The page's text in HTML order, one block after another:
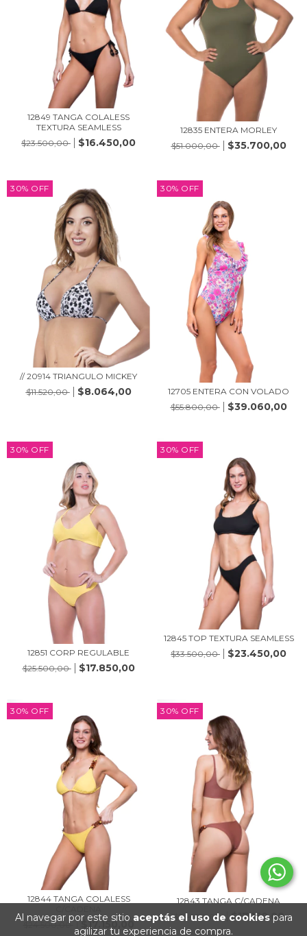
Al navegar por este sitio aceptás el uso de cookiespara
agilizar tu experiencia de compra.
12849 TANGA COLALESS
TEXTURA SEAMLESS
$23.500,00
$16.450,00
12835 ENTERA MORLEY
$51.000,00
$35.700,00
30% OFF
// 20914 TRIANGULO MICKEY
$11.520,00
$8.064,00
30% OFF
12705 ENTERA CON VOLADO
$55.800,00
$39.060,00
30% OFF
12851 CORP REGULABLE
$25.500,00
$17.850,00
30% OFF
12845 TOP TEXTURA SEAMLESS
$33.500,00
$23.450,00
30% OFF
12844 TANGA COLALESS
$24.500,00
$17.150,00
30% OFF
12843 TANGA C/CADENA
$24.500,00
$17.150,00